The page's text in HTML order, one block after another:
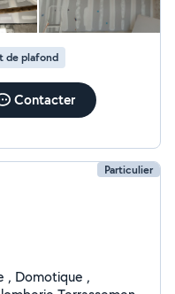
de plafond
Contacter
Particulier
, Domotique ,